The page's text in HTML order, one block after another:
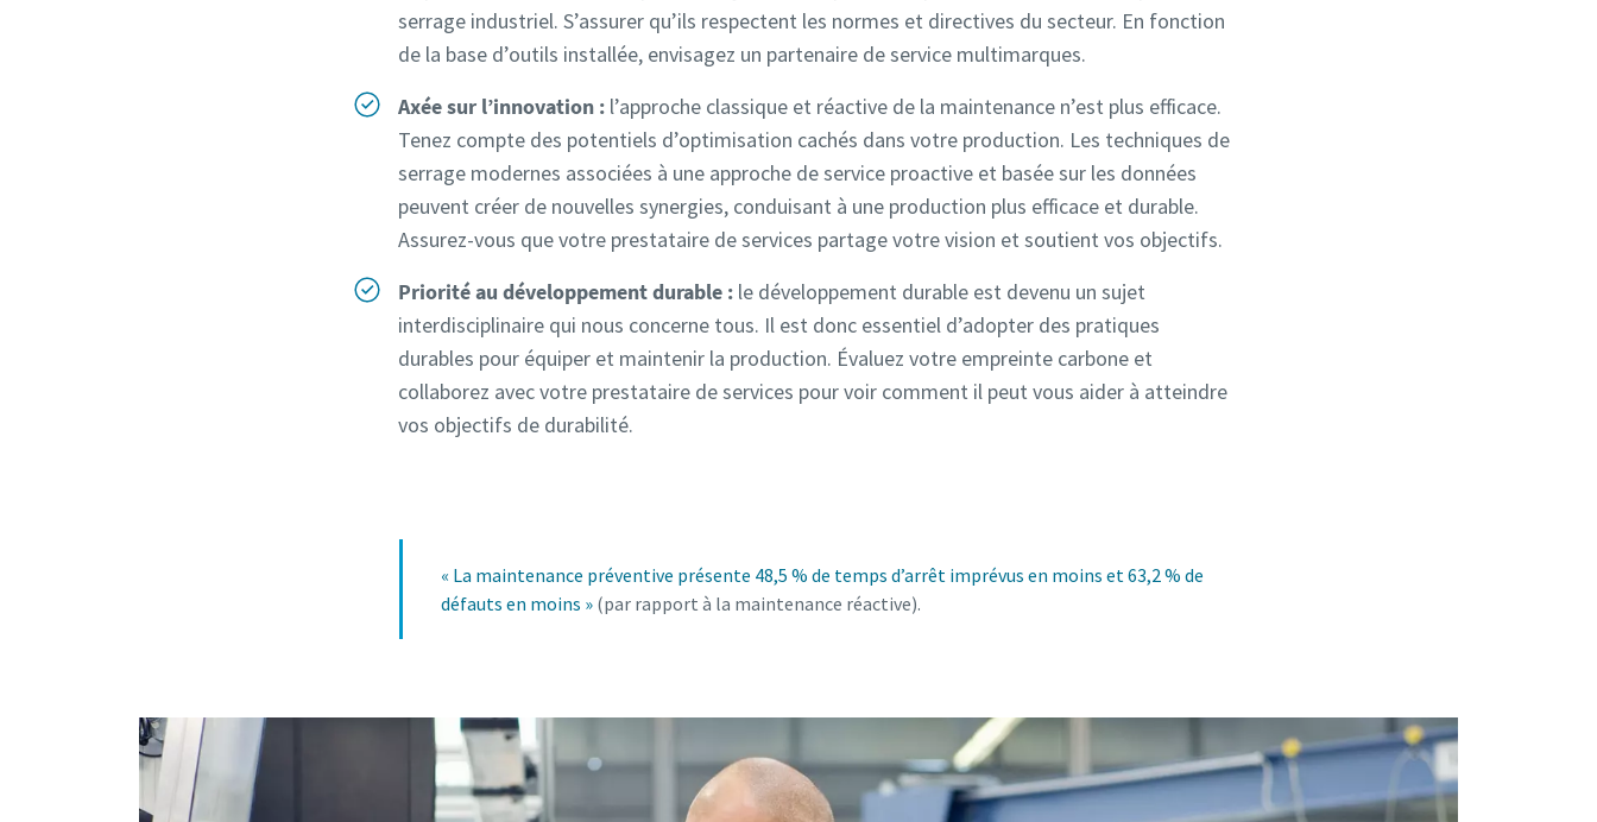
serrage industriel. S’assurer qu’ils respectent les normes et directives du secteur. En fonction
de la base d’outils installée, envisagez un partenaire de service multimarques.
Axée sur l’innovation : l’approche classique et réactive de la maintenance n’est plus efficace.
Tenez compte des potentiels d’optimisation cachés dans votre production. Les techniques de
serrage modernes associées à une approche de service proactive et basée sur les données
peuvent créer de nouvelles synergies, conduisant à une production plus efficace et durable.
Assurez-vous que votre prestataire de services partage votre vision et soutient vos objectifs.
Priorité au développement durable : le développement durable est devenu un sujet
interdisciplinaire qui nous concerne tous. Il est donc essentiel d’adopter des pratiques
durables pour équiper et maintenir la production. Évaluez votre empreinte carbone et
collaborez avec votre prestataire de services pour voir comment il peut vous aider à atteindre
vos objectifs de durabilité.
« La maintenance préventive présente 48,5 % de temps d’arrêt imprévus en moins et 63,2 % de
défauts en moins » (par rapport à la maintenance réactive).